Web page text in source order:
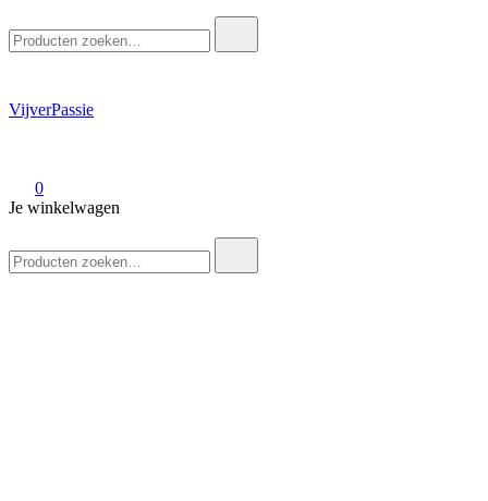
naar:
VijverPassie
0
Je winkelwagen
naar: